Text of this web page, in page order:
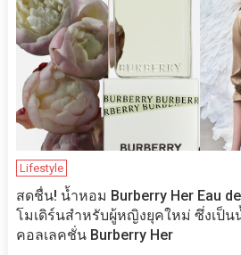
Lifestyle
สดชื่น! น้ำหอม Burberry Her Eau
โมเดิร์นสำหรับผู้หญิงยุคใหม่ ซึ่งเป็
คอลเลคชั่น Burberry Her